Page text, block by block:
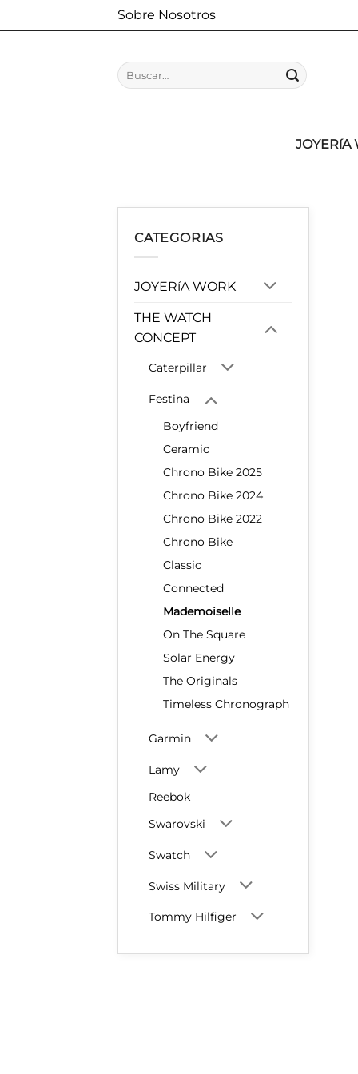
al
Sobre Nosotros
Buscar
por:
JOYERíA
CATEGORIAS
JOYERíA WORK
THE WATCH
CONCEPT
Caterpillar
Festina
Boyfriend
Ceramic
Chrono Bike 2025
Chrono Bike 2024
Chrono Bike 2022
Chrono Bike
Classic
Connected
Mademoiselle
On The Square
Solar Energy
The Originals
Timeless Chronograph
Garmin
Lamy
Reebok
Swarovski
Swatch
Swiss Military
Tommy Hilfiger